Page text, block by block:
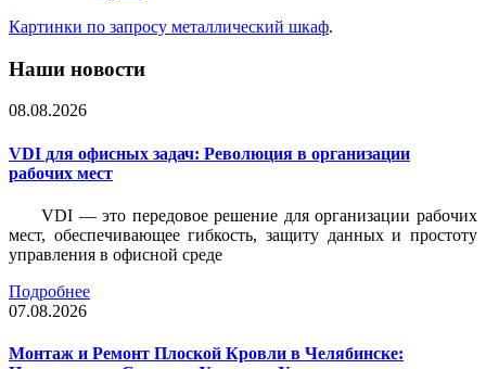
Картинки по запросу металлический шкаф.
Наши новости
08.08.2026
VDI для офисных задач: Революция в организации
рабочих мест
VDI — это передовое решение для организации рабочих
мест, обеспечивающее гибкость, защиту данных и простоту
управления в офисной среде
Подробнее
07.08.2026
Монтаж и Ремонт Плоской Кровли в Челябинске: